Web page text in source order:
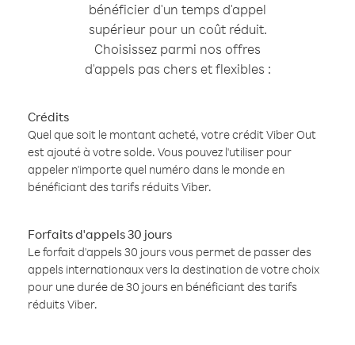
bénéficier d'un temps d'appel
supérieur pour un coût réduit.
Choisissez parmi nos offres
d'appels pas chers et flexibles :
Crédits
Quel que soit le montant acheté, votre crédit Viber Out
est ajouté à votre solde. Vous pouvez l'utiliser pour
appeler n'importe quel numéro dans le monde en
bénéficiant des tarifs réduits Viber.
Forfaits d'appels 30 jours
Le forfait d'appels 30 jours vous permet de passer des
appels internationaux vers la destination de votre choix
pour une durée de 30 jours en bénéficiant des tarifs
réduits Viber.